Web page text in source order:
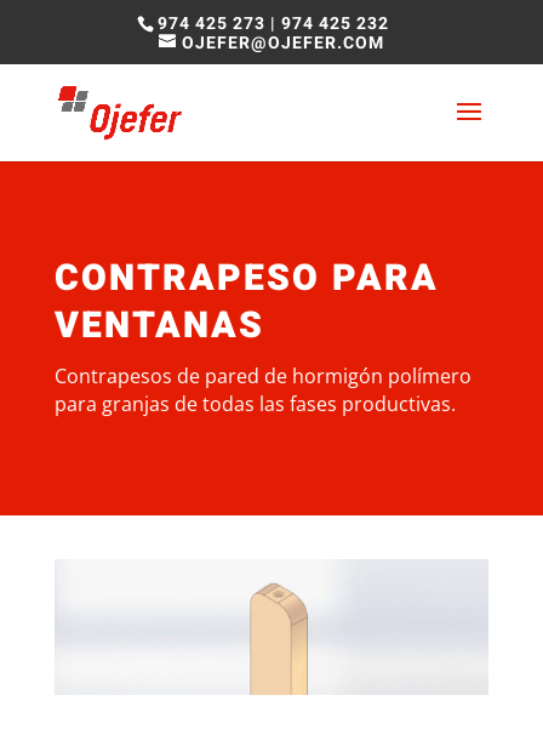
974 425 273 |974 425 232
OJEFER@OJEFER.COM
CONTRAPESO PARA
VENTANAS
Contrapesos de pared de hormigón polímero
para granjas de todas las fases productivas.